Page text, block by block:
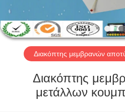
ΕΜΕΊΣ
ΓΎΡΟΣ
ΕΡΓΟΣΤΑΣΊΩΝ
ΠΟΙΟΤΙΚΌΣ
Διακόπτης μεμβρανών
Διακόπτης
μετάλλων